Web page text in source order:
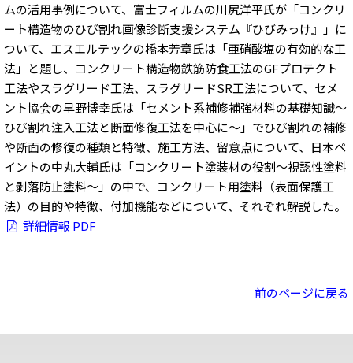
ムの活用事例について、富士フィルムの川尻洋平氏が「コンクリ
ート構造物のひび割れ画像診断支援システム『ひびみっけ』」に
ついて、エスエルテックの橋本芳章氏は「亜硝酸塩の有効的な工
法」と題し、コンクリート構造物鉄筋防食工法のGFプロテクト
工法やスラグリード工法、スラグリードSR工法について、セメ
ント協会の早野博幸氏は「セメント系補修補強材料の基礎知識～
ひび割れ注入工法と断面修復工法を中心に～」でひび割れの補修
や断面の修復の種類と特徴、施工方法、留意点について、日本ペ
イントの中丸大輔氏は「コンクリート塗装材の役割～視認性塗料
と剥落防止塗料～」の中で、コンクリート用塗料（表面保護工
法）の目的や特徴、付加機能などについて、それぞれ解説した。
詳細情報 PDF
前のページに戻る